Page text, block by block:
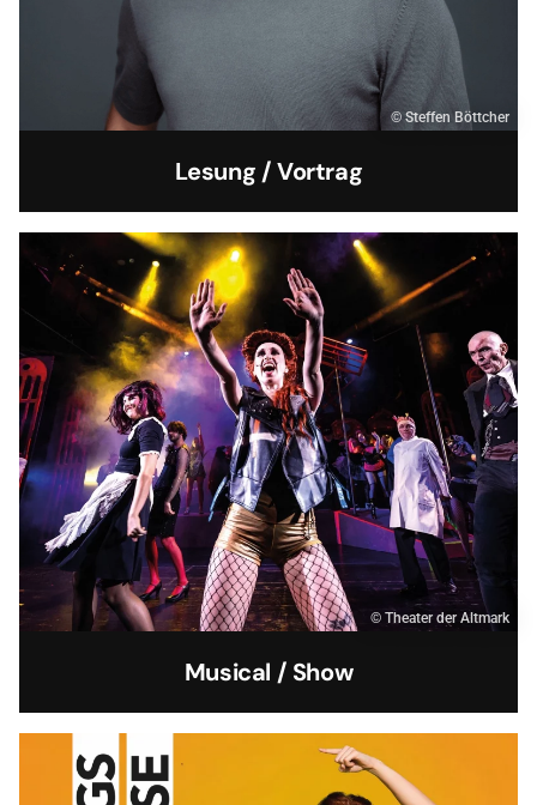
© Steffen Böttcher
Lesung / Vortrag
© Theater der Altmark
Musical / Show